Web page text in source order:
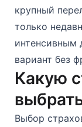
крупный
только
интенсивным
вариант без
Какую
Выбор